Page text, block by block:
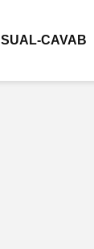
SUAL-CAVAB